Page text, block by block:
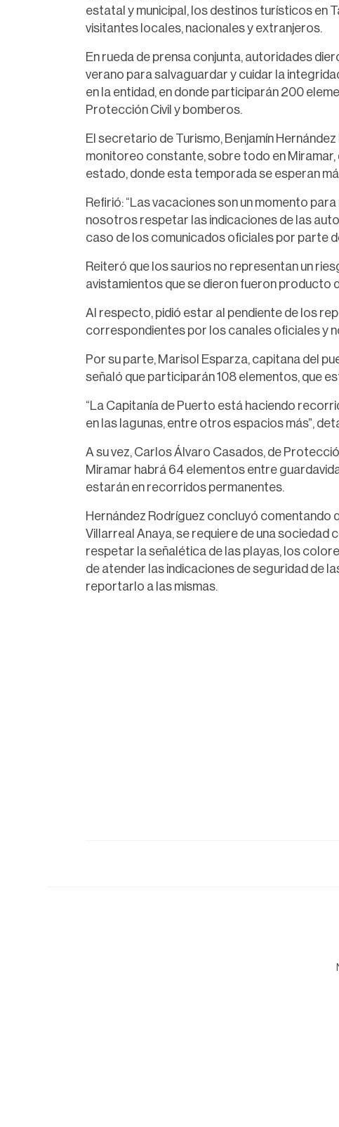
estatal y municipal, los destinos turísticos en
visitantes locales, nacionales y extranjeros.
En rueda de prensa conjunta, autoridades
verano para salvaguardar y cuidar la
en la entidad, en donde participarán 200
Protección Civil y bomberos.
El secretario de Turismo, Benjamín
monitoreo constante, sobre todo en Miramar,
estado, donde esta temporada se esperan
Refirió: “Las vacaciones son un momento
nosotros respetar las indicaciones de las
caso de los comunicados oficiales por parte
Reiteró que los saurios no representan un
avistamientos que se dieron fueron producto
Al respecto, pidió estar al pendiente de los
correspondientes por los canales oficiales y
Por su parte, Marisol Esparza, capitana del
señaló que participarán 108 elementos, que
“La Capitanía de Puerto está haciendo
en las lagunas, entre otros espacios más”,
A su vez, Carlos Álvaro Casados, de
Miramar habrá 64 elementos entre
estarán en recorridos permanentes.
Hernández Rodríguez concluyó comentando
Villarreal Anaya, se requiere de una
respetar la señalética de las playas, los
de atender las indicaciones de seguridad de
reportarlo a las mismas.